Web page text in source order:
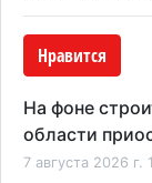
Нравится
На фоне
области
7 августа 2026 г.